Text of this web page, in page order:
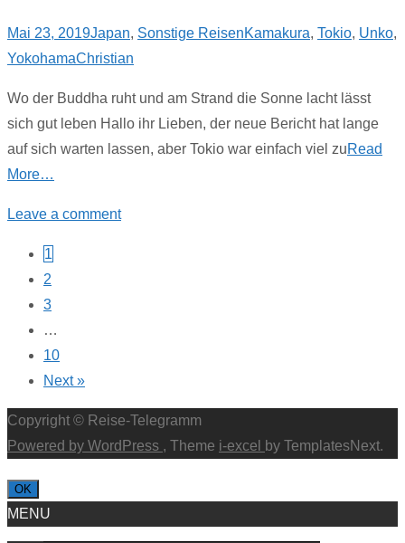
Mai 23, 2019Japan, Sonstige ReisenKamakura, Tokio, Unko,
YokohamaChristian
Wo der Buddha ruht und am Strand die Sonne lacht lässt
sich gut leben Hallo ihr Lieben, der neue Bericht hat lange
auf sich warten lassen, aber Tokio war einfach viel zuRead
More…
Leave a comment
Posts
navigation
1
2
3
…
10
Next »
Copyright © Reise-Telegramm
Powered by WordPress , Theme i-excel by TemplatesNext.
OK
MENU